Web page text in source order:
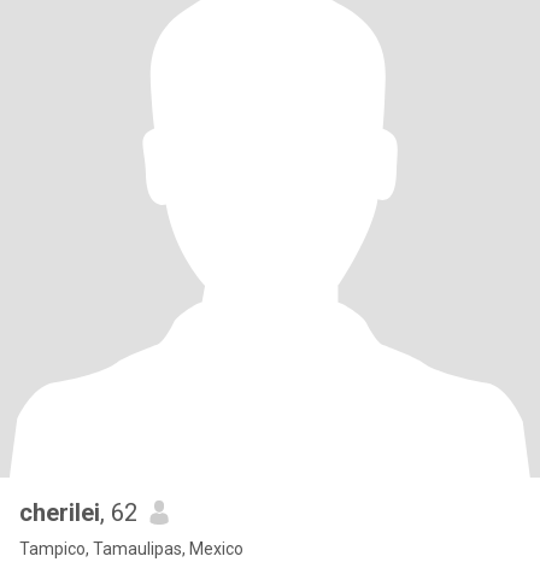
cherilei, 62
Tampico, Tamaulipas, Mexico